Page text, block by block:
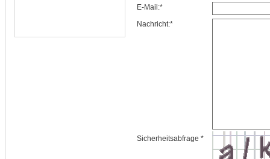
E-Mail:*
Nachricht:*
Sicherheitsabfrage *